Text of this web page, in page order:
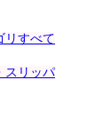
リすべて
スリッパ